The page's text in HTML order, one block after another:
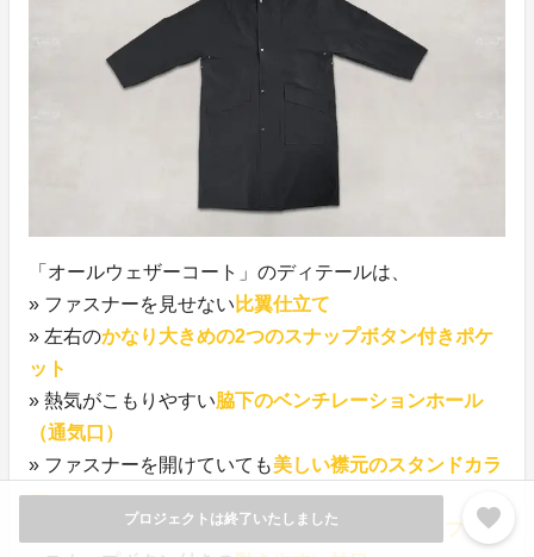
プロジェクトは終了いたしました favorite
「オールウェザーコート」のディテールは、
» ファスナーを見せない 比翼仕立て
» 左右のかなり大きめの2つのスナップボタン付きポケ
ット
» 熱気がこもりやすい脇下のベンチレーションホール
（通気口）
» ファスナーを開けていても美しい襟元のスタンドカラ
ー
» 負担なく外気や風から首を守り動かせる
大きめフード